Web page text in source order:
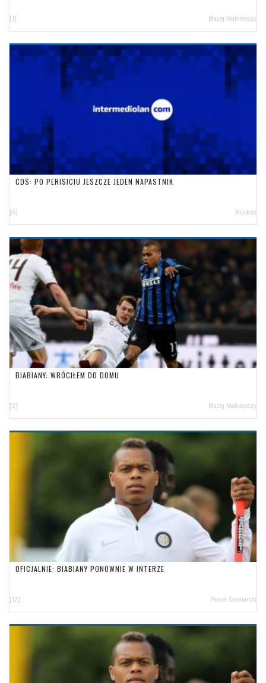
[1] Błażej Małolepszy
CDS: PO PERISICIU JESZCZE JEDEN NAPASTNIK
[6] Ruskov
BIABIANY: WRÓCIŁEM DO DOMU
[2] Błażej Małolepszy
OFICJALNIE: BIABIANY PONOWNIE W INTERZE
[12] Paweł Świnarski